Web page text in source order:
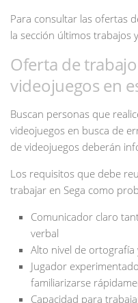
Para consultar las ofertas
la sección últimos trabajos
Oferta de
videojuegos en
Buscan personas que
videojuegos en busca de
de videojuegos deberán
Los requisitos que debe
trabajar en Sega como
Comunicador claro
verbal
Alto nivel de ortografía
Jugador
familiarizarse
Capacidad para